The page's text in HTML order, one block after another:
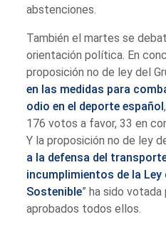
abstenciones.
También el martes se
orientación política. En
proposición no de ley del
en las medidas para
odio en el deporte español
176 votos a favor, 33 en
Y la proposición no de ley
a la defensa del
incumplimientos de la Ley
Sostenible” ha sido
aprobados todos ellos.